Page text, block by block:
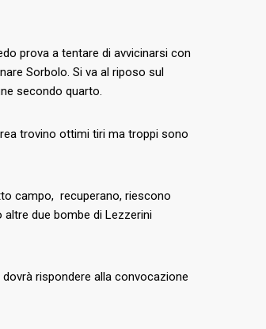
prova a tentare di avvicinarsi con
Sorbolo. Si va al riposo sul
secondo quarto.
trovino ottimi tiri ma troppi sono
campo, recuperano, riescono
altre due bombe di Lezzerini
rispondere alla convocazione